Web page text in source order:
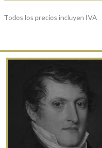
Todos los precios incluyen IVA